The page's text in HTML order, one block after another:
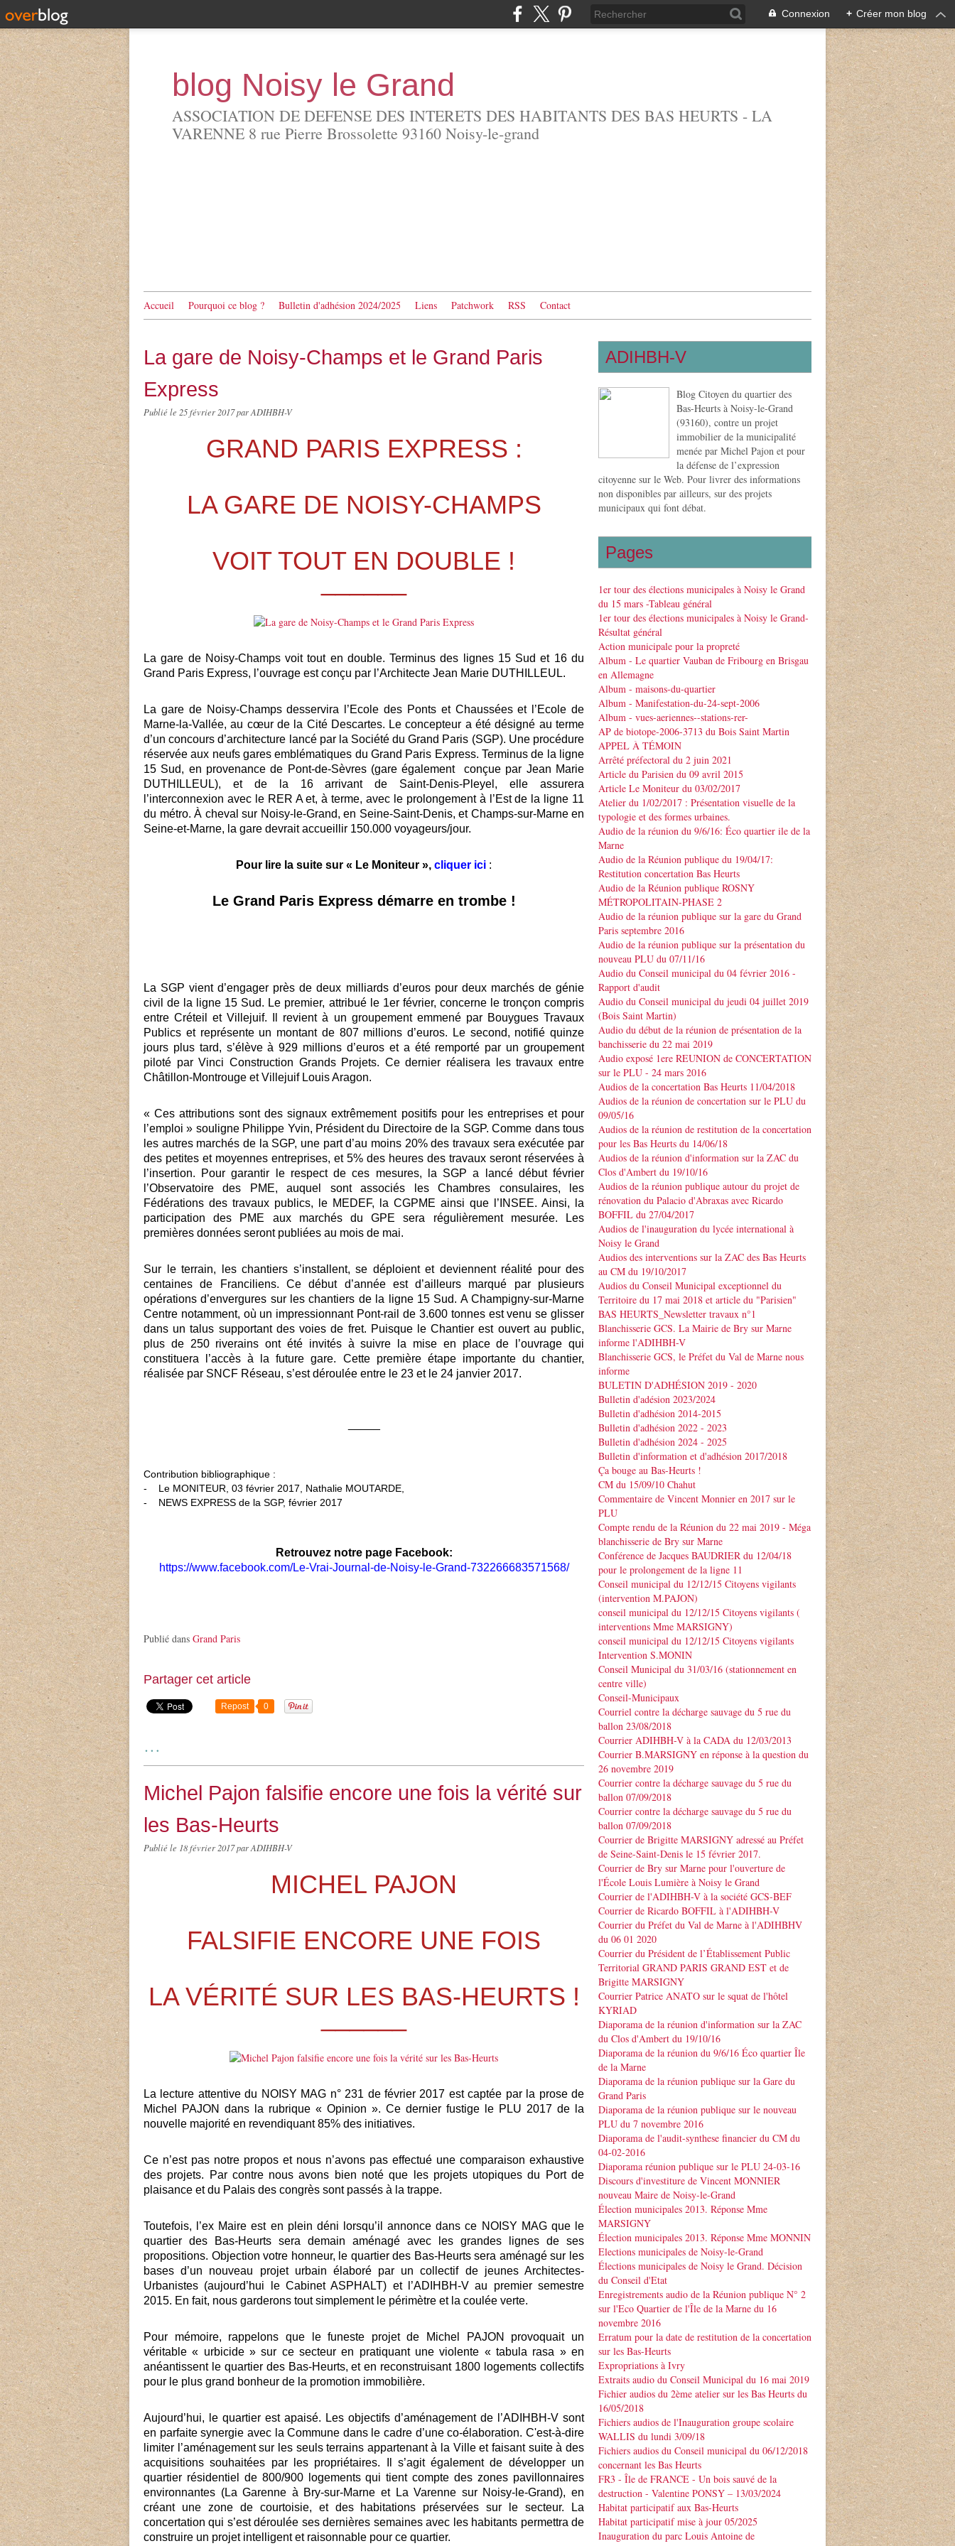
Connexion + Créer mon blog
blog Noisy le Grand
ASSOCIATION DE DEFENSE DES INTERETS DES HABITANTS DES BAS HEURTS - LA
VARENNE 8 rue Pierre Brossolette 93160 Noisy-le-grand
Accueil Pourquoi ce blog ? Bulletin d'adhésion 2024/2025 Liens Patchwork RSS Contact
La gare de Noisy-Champs et le Grand Paris
Express
Publié le 25 février 2017par ADIHBH-V
GRAND PARIS EXPRESS :
LA GARE DE NOISY-CHAMPS
VOIT TOUT EN DOUBLE !
La gare de Noisy-Champs voit tout en double. Terminus des lignes 15 Sud et 16 du
Grand Paris Express, l’ouvrage est conçu par l’Architecte Jean Marie DUTHILLEUL.
La gare de Noisy-Champs desservira l’Ecole des Ponts et Chaussées et l’Ecole de
Marne-la-Vallée, au cœur de la Cité Descartes. Le concepteur a été désigné au terme
d’un concours d’architecture lancé par la Société du Grand Paris (SGP). Une procédure
réservée aux neufs gares emblématiques du Grand Paris Express. Terminus de la ligne
15 Sud, en provenance de Pont-de-Sèvres (gare également conçue par Jean Marie
DUTHILLEUL), et de la 16 arrivant de Saint-Denis-Pleyel, elle assurera
l’interconnexion avec le RER A et, à terme, avec le prolongement à l’Est de la ligne 11
du métro. À cheval sur Noisy-le-Grand, en Seine-Saint-Denis, et Champs-sur-Marne en
Seine-et-Marne, la gare devrait accueillir 150.000 voyageurs/jour.
Pour lire la suite sur « Le Moniteur », cliquer ici :
Le Grand Paris Express démarre en trombe !
La SGP vient d’engager près de deux milliards d’euros pour deux marchés de génie
civil de la ligne 15 Sud. Le premier, attribué le 1er février, concerne le tronçon compris
entre Créteil et Villejuif. Il revient à un groupement emmené par Bouygues Travaux
Publics et représente un montant de 807 millions d’euros. Le second, notifié quinze
jours plus tard, s’élève à 929 millions d’euros et a été remporté par un groupement
piloté par Vinci Construction Grands Projets. Ce dernier réalisera les travaux entre
Châtillon-Montrouge et Villejuif Louis Aragon.
« Ces attributions sont des signaux extrêmement positifs pour les entreprises et pour
l’emploi » souligne Philippe Yvin, Président du Directoire de la SGP. Comme dans tous
les autres marchés de la SGP, une part d’au moins 20% des travaux sera exécutée par
des petites et moyennes entreprises, et 5% des heures des travaux seront réservées à
l’insertion. Pour garantir le respect de ces mesures, la SGP a lancé début février
l’Observatoire des PME, auquel sont associés les Chambres consulaires, les
Fédérations des travaux publics, le MEDEF, la CGPME ainsi que l’INSEE. Ainsi, la
participation des PME aux marchés du GPE sera régulièrement mesurée. Les
premières données seront publiées au mois de mai.
Sur le terrain, les chantiers s’installent, se déploient et deviennent réalité pour des
centaines de Franciliens. Ce début d’année est d’ailleurs marqué par plusieurs
opérations d’envergures sur les chantiers de la ligne 15 Sud. A Champigny-sur-Marne
Centre notamment, où un impressionnant Pont-rail de 3.600 tonnes est venu se glisser
dans un talus supportant des voies de fret. Puisque le Chantier est ouvert au public,
plus de 250 riverains ont été invités à suivre la mise en place de l’ouvrage qui
constituera l’accès à la future gare. Cette première étape importante du chantier,
réalisée par SNCF Réseau, s’est déroulée entre le 23 et le 24 janvier 2017.
Contribution bibliographique :
- Le MONITEUR, 03 février 2017, Nathalie MOUTARDE,
- NEWS EXPRESS de la SGP, février 2017
Retrouvez notre page Facebook:
https://www.facebook.com/Le-Vrai-Journal-de-Noisy-le-Grand-732266683571568/
Publié dans Grand Paris
Partager cet article
Repost 0
…
Michel Pajon falsifie encore une fois la vérité sur
les Bas-Heurts
Publié le 18 février 2017par ADIHBH-V
MICHEL PAJON
FALSIFIE ENCORE UNE FOIS
LA VÉRITÉ SUR LES BAS-HEURTS !
La lecture attentive du NOISY MAG n° 231 de février 2017 est captée par la prose de
Michel PAJON dans la rubrique « Opinion ». Ce dernier fustige le PLU 2017 de la
nouvelle majorité en revendiquant 85% des initiatives.
Ce n’est pas notre propos et nous n’avons pas effectué une comparaison exhaustive
des projets. Par contre nous avons bien noté que les projets utopiques du Port de
plaisance et du Palais des congrès sont passés à la trappe.
Toutefois, l’ex Maire est en plein déni lorsqu’il annonce dans ce NOISY MAG que le
quartier des Bas-Heurts sera demain aménagé avec les grandes lignes de ses
propositions. Objection votre honneur, le quartier des Bas-Heurts sera aménagé sur les
bases d’un nouveau projet urbain élaboré par un collectif de jeunes Architectes-
Urbanistes (aujourd’hui le Cabinet ASPHALT) et l’ADIHBH-V au premier semestre
2015. En fait, nous garderons tout simplement le périmètre et la coulée verte.
Pour mémoire, rappelons que le funeste projet de Michel PAJON provoquait un
véritable « urbicide » sur ce secteur en pratiquant une violente « tabula rasa » en
anéantissent le quartier des Bas-Heurts, et en reconstruisant 1800 logements collectifs
pour le plus grand bonheur de la promotion immobilière.
Aujourd’hui, le quartier est apaisé. Les objectifs d’aménagement de l’ADIHBH-V sont
en parfaite synergie avec la Commune dans le cadre d’une co-élaboration. C'est-à-dire
limiter l’aménagement sur les seuls terrains appartenant à la Ville et faisant suite à des
acquisitions souhaitées par les propriétaires. Il s’agit également de développer un
quartier résidentiel de 800/900 logements qui tient compte des zones pavillonnaires
environnantes (La Garenne à Bry-sur-Marne et La Varenne sur Noisy-le-Grand), en
créant une zone de courtoisie, et des habitations préservées sur le secteur. La
concertation qui s’est déroulée ses dernières semaines avec les habitants permettra de
construire un projet intelligent et raisonnable pour ce quartier.
ADIHBH-V
Blog Citoyen du quartier des
Bas-Heurts à Noisy-le-Grand
(93160), contre un projet
immobilier de la municipalité
menée par Michel Pajon et pour
la défense de l’expression
citoyenne sur le Web. Pour livrer des informations
non disponibles par ailleurs, sur des projets
municipaux qui font débat.
Pages
1er tour des élections municipales à Noisy le Grand
du 15 mars -Tableau général
1er tour des élections municipales à Noisy le Grand-
Résultat général
Action municipale pour la propreté
Album - Le quartier Vauban de Fribourg en Brisgau
en Allemagne
Album - maisons-du-quartier
Album - Manifestation-du-24-sept-2006
Album - vues-aeriennes--stations-rer-
AP de biotope-2006-3713 du Bois Saint Martin
APPEL À TÉMOIN
Arrêté préfectoral du 2 juin 2021
Article du Parisien du 09 avril 2015
Article Le Moniteur du 03/02/2017
Atelier du 1/02/2017 : Présentation visuelle de la
typologie et des formes urbaines.
Audio de la réunion du 9/6/16: Éco quartier ile de la
Marne
Audio de la Réunion publique du 19/04/17:
Restitution concertation Bas Heurts
Audio de la Réunion publique ROSNY
MÉTROPOLITAIN-PHASE 2
Audio de la réunion publique sur la gare du Grand
Paris septembre 2016
Audio de la réunion publique sur la présentation du
nouveau PLU du 07/11/16
Audio du Conseil municipal du 04 février 2016 -
Rapport d'audit
Audio du Conseil municipal du jeudi 04 juillet 2019
(Bois Saint Martin)
Audio du début de la réunion de présentation de la
banchisserie du 22 mai 2019
Audio exposé 1ere REUNION de CONCERTATION
sur le PLU - 24 mars 2016
Audios de la concertation Bas Heurts 11/04/2018
Audios de la réunion de concertation sur le PLU du
09/05/16
Audios de la réunion de restitution de la concertation
pour les Bas Heurts du 14/06/18
Audios de la réunion d'information sur la ZAC du
Clos d'Ambert du 19/10/16
Audios de la réunion publique autour du projet de
rénovation du Palacio d'Abraxas avec Ricardo
BOFFIL du 27/04/2017
Audios de l'inauguration du lycée international à
Noisy le Grand
Audios des interventions sur la ZAC des Bas Heurts
au CM du 19/10/2017
Audios du Conseil Municipal exceptionnel du
Territoire du 17 mai 2018 et article du "Parisien"
BAS HEURTS_Newsletter travaux n°1
Blanchisserie GCS. La Mairie de Bry sur Marne
informe l'ADIHBH-V
Blanchisserie GCS, le Préfet du Val de Marne nous
informe
BULETIN D'ADHÉSION 2019 - 2020
Bulletin d'adésion 2023/2024
Bulletin d'adhésion 2014-2015
Bulletin d'adhésion 2022 - 2023
Bulletin d'adhésion 2024 - 2025
Bulletin d'information et d'adhésion 2017/2018
Ça bouge au Bas-Heurts !
CM du 15/09/10 Chahut
Commentaire de Vincent Monnier en 2017 sur le
PLU
Compte rendu de la Réunion du 22 mai 2019 - Méga
blanchisserie de Bry sur Marne
Conférence de Jacques BAUDRIER du 12/04/18
pour le prolongement de la ligne 11
Conseil municipal du 12/12/15 Citoyens vigilants
(intervention M.PAJON)
conseil municipal du 12/12/15 Citoyens vigilants (
interventions Mme MARSIGNY)
conseil municipal du 12/12/15 Citoyens vigilants
Intervention S.MONIN
Conseil Municipal du 31/03/16 (stationnement en
centre ville)
Conseil-Municipaux
Courriel contre la décharge sauvage du 5 rue du
ballon 23/08/2018
Courrier ADIHBH-V à la CADA du 12/03/2013
Courrier B.MARSIGNY en réponse à la question du
26 novembre 2019
Courrier contre la décharge sauvage du 5 rue du
ballon 07/09/2018
Courrier contre la décharge sauvage du 5 rue du
ballon 07/09/2018
Courrier de Brigitte MARSIGNY adressé au Préfet
de Seine-Saint-Denis le 15 février 2017.
Courrier de Bry sur Marne pour l'ouverture de
l'École Louis Lumière à Noisy le Grand
Courrier de l'ADIHBH-V à la société GCS-BEF
Courrier de Ricardo BOFFIL à l'ADIHBH-V
Courrier du Préfet du Val de Marne à l'ADIHBHV
du 06 01 2020
Courrier du Président de l’Établissement Public
Territorial GRAND PARIS GRAND EST et de
Brigitte MARSIGNY
Courrier Patrice ANATO sur le squat de l'hôtel
KYRIAD
Diaporama de la réunion d'information sur la ZAC
du Clos d'Ambert du 19/10/16
Diaporama de la réunion du 9/6/16 Éco quartier Île
de la Marne
Diaporama de la réunion publique sur la Gare du
Grand Paris
Diaporama de la réunion publique sur le nouveau
PLU du 7 novembre 2016
Diaporama de l'audit-synthese financier du CM du
04-02-2016
Diaporama réunion publique sur le PLU 24-03-16
Discours d'investiture de Vincent MONNIER
nouveau Maire de Noisy-le-Grand
Élection municipales 2013. Réponse Mme
MARSIGNY
Élection municipales 2013. Réponse Mme MONNIN
Elections municipales de Noisy-le-Grand
Élections municipales de Noisy le Grand. Décision
du Conseil d'Etat
Enregistrements audio de la Réunion publique N° 2
sur l'Eco Quartier de l'Île de la Marne du 16
novembre 2016
Erratum pour la date de restitution de la concertation
sur les Bas-Heurts
Expropriations à Ivry
Extraits audio du Conseil Municipal du 16 mai 2019
Fichier audios du 2ème atelier sur les Bas Heurts du
16/05/2018
Fichiers audios de l'Inauguration groupe scolaire
WALLIS du lundi 3/09/18
Fichiers audios du Conseil municipal du 06/12/2018
concernant les Bas Heurts
FR3 - Île de FRANCE - Un bois sauvé de la
destruction - Valentine PONSY – 13/03/2024
Habitat participatif aux Bas-Heurts
Habitat participatif mise à jour 05/2025
Inauguration du parc Louis Antoine de